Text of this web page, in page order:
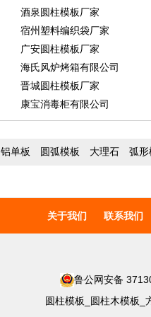
酒泉圆柱模板厂家
宿州塑料编织袋厂家
广安圆柱模板厂家
海氏风炉烤箱有限公司
晋城圆柱模板厂家
康宝消毒柜有限公司
铝单板 圆弧模板 大理石 弧形
关于我们 联系我们
鲁公网安备
圆柱模板_圆柱木模板_